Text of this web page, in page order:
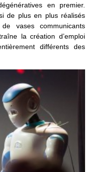
en premier.
de plus en plus réalisés
vases communicants
la création d’emploi
différents des